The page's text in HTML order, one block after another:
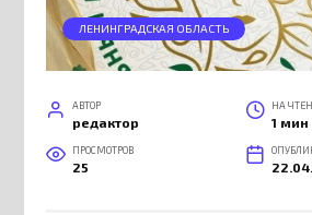
ЛЕНИНГРАДСКАЯ ОБЛАСТЬ
АВТОР
редактор
НА
1 мин
ПРОСМОТРОВ
25